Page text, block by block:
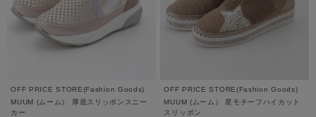
OFF PRICE STORE(Fashion Goods)
MUUM (ムーム） 厚底スリッポンスニー
カー
OFF PRICE STORE(Fashion Goods)
MUUM (ムーム） 星モチーフハイカット
スリッポン